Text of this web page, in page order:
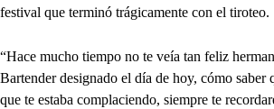
festival que terminó trágicamente con el tiroteo.
“Hace mucho tiempo no te veía tan feliz
Bartender designado el día de hoy, cómo saber
que te estaba complaciendo, siempre te